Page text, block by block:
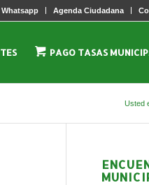
Agenda Ciudadana
PAGO TASAS
Usted